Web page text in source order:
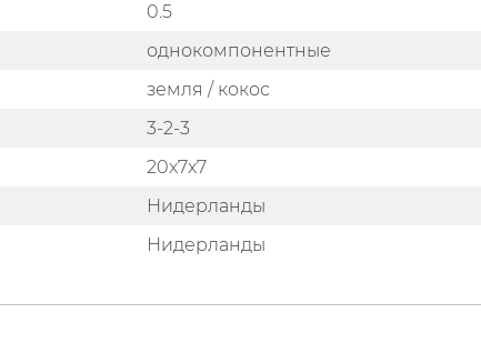
0.5
однокомпонентные
земля / кокос
3-2-3
20x7x7
Нидерланды
Нидерланды